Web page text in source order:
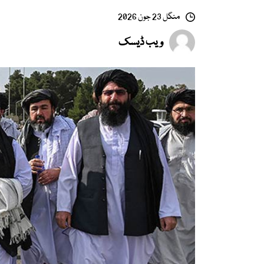
منگل 23 جون 2026
ویب ڈیسک